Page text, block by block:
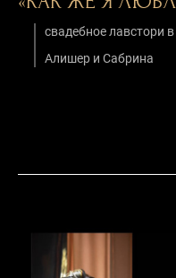
свадебное лавстори
Алишер и Сабрина